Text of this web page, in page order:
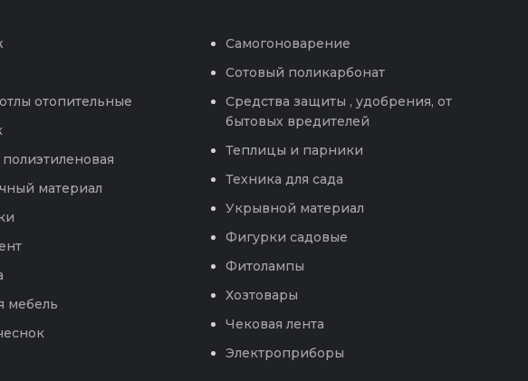
отопительные
материал
мебель
Самогоноварение
Сотовый поликарбонат
Средства защиты , удобрения, от
бытовых вредителей
Теплицы и парники
Техника для сада
Укрывной материал
Фигурки садовые
Фитолампы
Хозтовары
Чековая лента
Электроприборы